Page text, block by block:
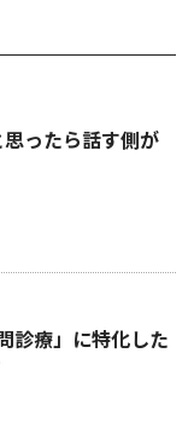
ったら話す側が
診療」に特化した